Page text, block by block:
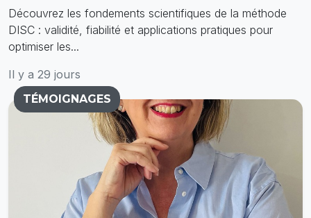
Découvrez les fondements scientifiques de la méthode
DISC : validité, fiabilité et applications pratiques pour
optimiser les...
Il y a 29 jours
TÉMOIGNAGES